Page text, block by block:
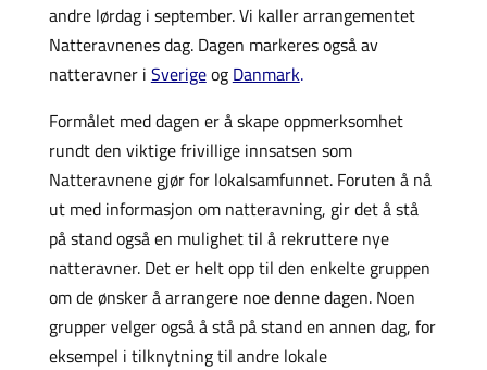
andre lørdag i september. Vi kaller arrangementet
Natteravnenes dag. Dagen markeres også av
natteravner i Sverigeog Danmark.
Formålet med dagen er å skape oppmerksomhet
rundt den viktige frivillige innsatsen som
Natteravnene gjør for lokalsamfunnet. Foruten å nå
ut med informasjon om natteravning, gir det å stå
på stand også en mulighet til å rekruttere nye
natteravner. Det er helt opp til den enkelte gruppen
om de ønsker å arrangere noe denne dagen. Noen
grupper velger også å stå på stand en annen dag, for
eksempel i tilknytning til andre lokale